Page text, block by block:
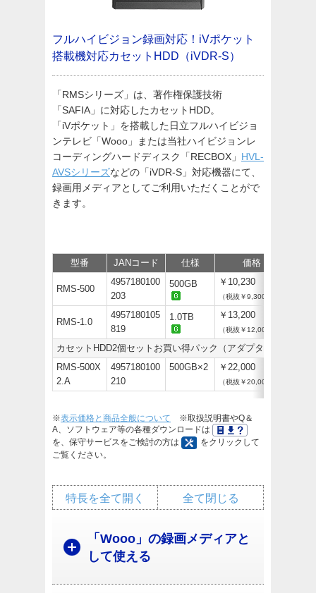
フルハイビジョン録画対応！iVポケット
搭載機対応カセットHDD（iVDR-S）
「RMSシリーズ」は、著作権保護技術
「SAFIA」に対応したカセットHDD。
「iVポケット」を搭載した日立フルハイビジョ
ンテレビ「Wooo」または当社ハイビジョンレ
コーディングハードディスク「RECBOX」 HVL-
AVSシリーズなどの「iVDR-S」対応機器にて、
録画用メディアとしてご利用いただくことがで
きます。
型番 JANコード 仕様 価格
RMS-500
4957180100
203
500GB ￥10,230
（税抜￥9,300）
RMS-1.0
4957180105
819
1.0TB ￥13,200
（税抜￥12,000）
カセットHDD2個セットお買い得パック（アダプター付き）
RMS-500X
2.A
4957180100
210
500GB×2 ￥22,000
（税抜￥20,000）
※表示価格と商品全般について ※取扱説明書やQ＆
A、ソフトウェア等の各種ダウンロードは
を、保守サービスをご検討の方は
をクリックして
ご覧ください。
全て閉じる
特長を全て開く
「Wooo」の録画メディアと
して使える